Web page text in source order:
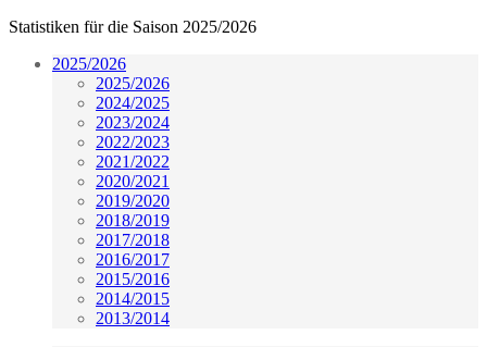
Statistiken für die Saison 2025/2026
2025/2026
2025/2026
2024/2025
2023/2024
2022/2023
2021/2022
2020/2021
2019/2020
2018/2019
2017/2018
2016/2017
2015/2016
2014/2015
2013/2014